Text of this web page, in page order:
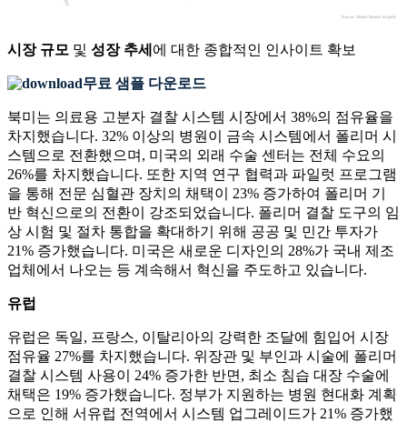
시장 규모 및 성장 추세 에 대한 종합적인 인사이트 확보
무료 샘플 다운로드
북미는 의료용 고분자 결찰 시스템 시장에서 38%의 점유율을
차지했습니다. 32% 이상의 병원이 금속 시스템에서 폴리머 시
스템으로 전환했으며, 미국의 외래 수술 센터는 전체 수요의
26%를 차지했습니다. 또한 지역 연구 협력과 파일럿 프로그램
을 통해 전문 심혈관 장치의 채택이 23% 증가하여 폴리머 기
반 혁신으로의 전환이 강조되었습니다. 폴리머 결찰 도구의 임
상 시험 및 절차 통합을 확대하기 위해 공공 및 민간 투자가
21% 증가했습니다. 미국은 새로운 디자인의 28%가 국내 제조
업체에서 나오는 등 계속해서 혁신을 주도하고 있습니다.
유럽
유럽은 독일, 프랑스, ​​이탈리아의 강력한 조달에 힘입어 시장
점유율 27%를 차지했습니다. 위장관 및 부인과 시술에 폴리머
결찰 시스템 사용이 24% 증가한 반면, 최소 침습 대장 수술에
채택은 19% 증가했습니다. 정부가 지원하는 병원 현대화 계획
으로 인해 서유럽 전역에서 시스템 업그레이드가 21% 증가했